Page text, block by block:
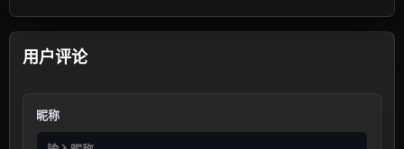
用户评论
昵称